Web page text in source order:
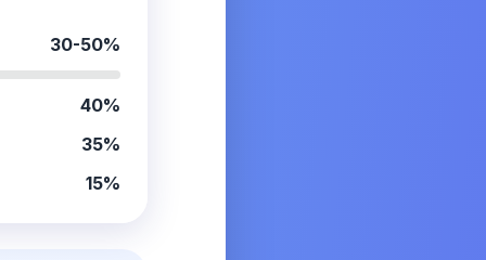
30-50%
40%
35%
15%